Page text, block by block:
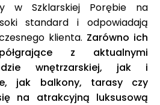
w Szklarskiej Porębie na
standard i odpowiadają
klienta. Zarówno ich
z aktualnymi
wnętrzarskiej, jak i
jak balkony, tarasy czy
na atrakcyjną luksusową